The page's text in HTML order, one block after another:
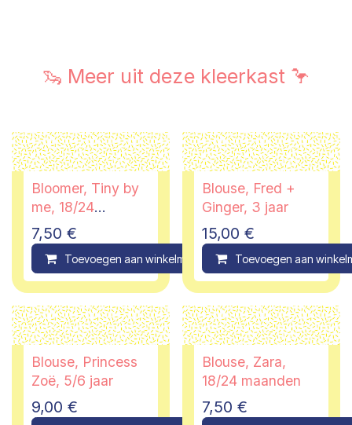
🦦 Meer uit deze kleerkast 🦩
Bloomer, Tiny by
me, 18/24
maanden
7,50 €
Toevoegen aan winkelmandje Compare
Blouse, Fred +
Ginger, 3 jaar
15,00 €
Toevoegen aan
Blouse, Princess
Zoë, 5/6 jaar
9,00 €
Blouse, Zara,
18/24 maanden
7,50 €